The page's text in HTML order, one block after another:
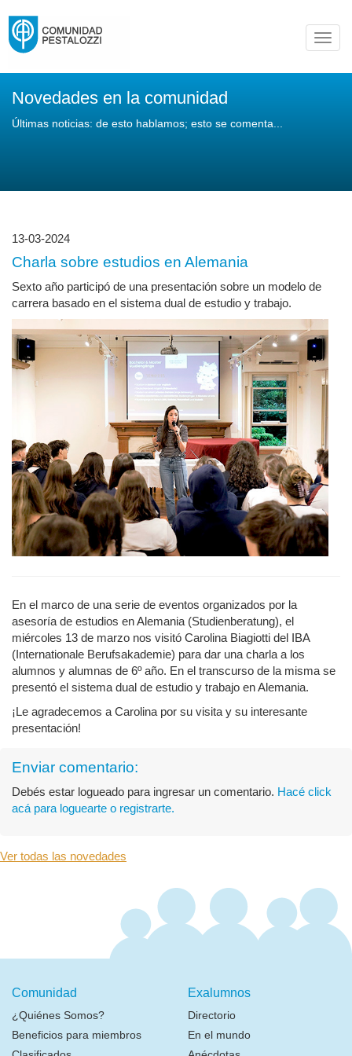
Novedades en la comunidad
Últimas noticias: de esto hablamos; esto se comenta...
13-03-2024
Charla sobre estudios en Alemania
Sexto año participó de una presentación sobre un modelo de
carrera basado en el sistema dual de estudio y trabajo.
En el marco de una serie de eventos organizados por la
asesoría de estudios en Alemania (Studienberatung), el
miércoles 13 de marzo nos visitó Carolina Biagiotti del IBA
(Internationale Berufsakademie) para dar una charla a los
alumnos y alumnas de 6º año. En el transcurso de la misma se
presentó el sistema dual de estudio y trabajo en Alemania.
¡Le agradecemos a Carolina por su visita y su interesante
presentación!
Enviar comentario:
Debés estar logueado para ingresar un comentario. Hacé click
acá para loguearte o registrarte.
Ver todas las novedades
Comunidad
¿Quiénes Somos?
Beneficios para miembros
Exalumnos
Directorio
En el mundo